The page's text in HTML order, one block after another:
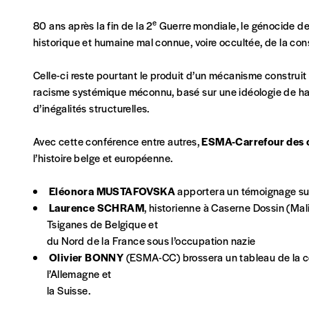
Abonnement
20€*/an
Je m'abonne à l'Imag
Format papier (livraison uniquement en
Format numérique
Je commande au numéro
80 ans après la fin de la 2e Guerre mondiale, le génocide
historique et humaine mal connue, voire occultée, de la
Celle-ci reste pourtant le produit d’un mécanisme
racisme systémique méconnu, basé sur une idéologie de
d’inégalités structurelles.
Avec cette conférence entre autres,ESMA-Carrefour des
l’histoire belge et européenne.
Eléonora MUSTAFOVSKAapportera un témoignage
Laurence SCHRAM, historienne à Caserne Dossin
Tsiganes de Belgique et
du Nord de la France sous l’occupation nazie
Olivier BONNY(ESMA-CC) brossera un tableau de la
l’Allemagne et
la Suisse.